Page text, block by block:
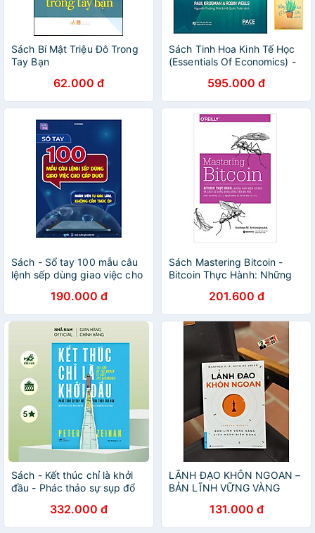
Sách Bí Mật Triệu Đô Trong
Tay Bạn
62.000 đ
Sách Tinh Hoa Kinh Tế Học
(Essentials Of Economics) -
595.000 đ
Sách - Sổ tay 100 mẫu câu
lệnh sếp dùng giao việc cho
190.000 đ
Sách Mastering Bitcoin -
Bitcoin Thực Hành: Những
Sử Dụng Đúng Đồng Tiền
Mã Hóa
201.600 đ
Sách - Kết thúc chỉ là khởi
đầu - Phác thảo sự sụp đổ
Zeihan) (Nhã Nam Official)
332.000 đ
LÃNH ĐẠO KHÔN NGOAN –
BẢN LĨNH VỮNG VÀNG
MANFRED F. R. KETS DE
VRIES – First News
131.000 đ